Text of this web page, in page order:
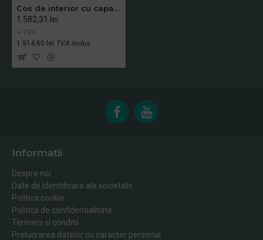
Cos de interior cu capac batant, otel, 80 L, Mediclinics
1.582,31 lei
+ TVA
1.914,60 lei TVA inclus
Informatii
Despre noi
Date de identificare ale societatii
Politica cookie
Politica de confidentialitate
Termeni si conditii
Prelucrarea datelor cu caracter personal